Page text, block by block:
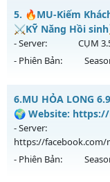
Thể loại: Mu
Antihack: KHÔNG
Mu Trống Đồng -
Mu mới ra tháng 08
ngày 09/08/2626
Exp: 9999x - Drop:
Thể loại: Mu
Antihack:
5. 🔥MU-Kiếm
⚔️KỸ Năng Hồi
- Server: CỤM
- Phiên Bản:
🔥MU-Kiếm
Mu mới ra tháng 08
ngày 07/08/2626
Exp: 200x - Drop: 5%
6.MU HỎA LONG
🌍 Website:
- Server:
https://facebook.com/
- Phiên Bản: